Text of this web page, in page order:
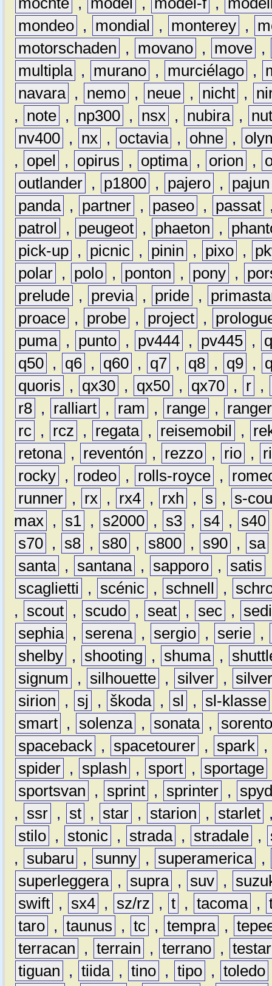
mondeo , mondial , monterey ,
motorschaden
, movano , move ,
multipla , murano , murciélago ,
navara , nemo , neue , nicht ,
,
note , np300 , nsx , nubira ,
nv400 , nx , octavia , ohne ,
,
opel , opirus , optima , orion ,
outlander , p1800 , pajero ,
pajun
panda , partner , paseo , passat
patrol
, peugeot , phaeton ,
pick-up , picnic , pinin , pixo ,
polar , polo , ponton , pony ,
prelude , previa , pride ,
proace , probe , project ,
puma , punto , pv444 , pv445 ,
q50 , q6 , q60 , q7 , q8 , q9 ,
quoris
, qx30 , qx50 , qx70 , r ,
r8 , ralliart , ram , range ,
ranger
rc , rcz , regata , reisemobil ,
retona , reventón , rezzo , rio ,
rocky , rodeo , rolls-royce ,
runner , rx , rx4 , rxh , s ,
s-
max , s1 , s2000 , s3 , s4 , s40
s70 , s8 , s80 , s800 , s90 , sa
santa , santana , sapporo , satis
scaglietti
, scénic , schnell ,
,
scout , scudo , seat , sec ,
sephia , serena , sergio , serie ,
shelby , shooting , shuma ,
signum
, silhouette , silver ,
sirion
, sj , škoda , sl , sl-klasse
smart , solenza , sonata ,
spaceback , spacetourer , spark ,
spider , splash , sport , sportage
sportsvan
, sprint , sprinter ,
,
ssr , st , star , starion , starlet
stilo , stonic , strada , stradale ,
,
subaru , sunny , superamerica ,
superleggera , supra , suv ,
swift , sx4 , sz/rz , t , tacoma ,
taro , taunus , tc , tempra ,
terracan
, terrain , terrano ,
tiguan
, tiida , tino , tipo , toledo